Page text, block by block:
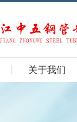
关于我们